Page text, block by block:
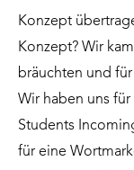
Konzept
Konzept? Wir
bräuchten und
Wir haben uns
Students
für eine